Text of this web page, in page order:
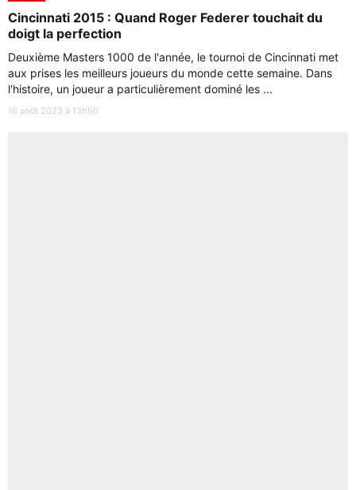
Cincinnati 2015 : Quand Roger Federer touchait du
doigt la perfection
Deuxième Masters 1000 de l'année, le tournoi de Cincinnati met
aux prises les meilleurs joueurs du monde cette semaine. Dans
l'histoire, un joueur a particulièrement dominé les ...
16 août 2023 à 13h50